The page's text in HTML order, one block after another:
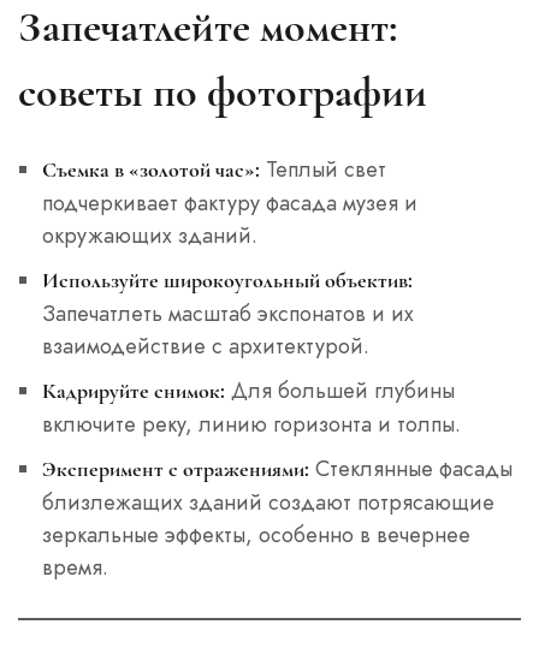
Запечатлейте момент:
советы по фотографии
Съемка в «золотой час»: Теплый свет
подчеркивает фактуру фасада музея и
окружающих зданий.
Используйте широкоугольный объектив:
Запечатлеть масштаб экспонатов и их
взаимодействие с архитектурой.
Кадрируйте снимок: Для большей глубины
включите реку, линию горизонта и толпы.
Эксперимент с отражениями: Стеклянные фасады
близлежащих зданий создают потрясающие
зеркальные эффекты, особенно в вечернее
время.